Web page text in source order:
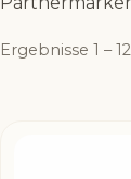
Ergebnisse 1 –